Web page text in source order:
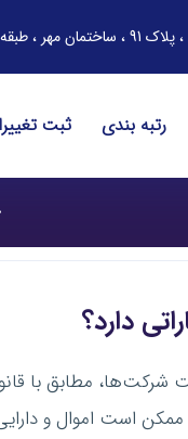
واحد 14
رتبه بندی ثبت
دارد؟
شرکت‌ها، مطابق
اموال و دارایی